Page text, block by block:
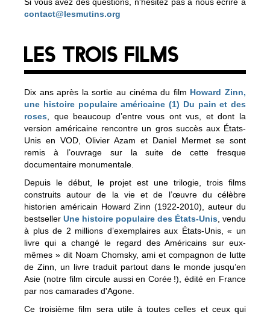
Si vous avez des questions, n'hésitez pas à nous écrire à
contact@lesmutins.org
LES TROIS FILMS
Dix ans après la sortie au cinéma du film Howard Zinn,
une histoire populaire américaine (1) Du pain et des
roses, que beaucoup d’entre vous ont vus, et dont la
version américaine rencontre un gros succès aux États-
Unis en VOD, Olivier Azam et Daniel Mermet se sont
remis à l’ouvrage sur la suite de cette fresque
documentaire monumentale.
Depuis le début, le projet est une trilogie, trois films
construits autour de la vie et de l’œuvre du célèbre
historien américain Howard Zinn (1922-2010), auteur du
bestseller Une histoire populaire des États-Unis, vendu
à plus de 2 millions d’exemplaires aux États-Unis, « un
livre qui a changé le regard des Américains sur eux-
mêmes » dit Noam Chomsky, ami et compagnon de lutte
de Zinn, un livre traduit partout dans le monde jusqu’en
Asie (notre film circule aussi en Corée !), édité en France
par nos camarades d'Agone.
Ce troisième film sera utile à toutes celles et ceux qui